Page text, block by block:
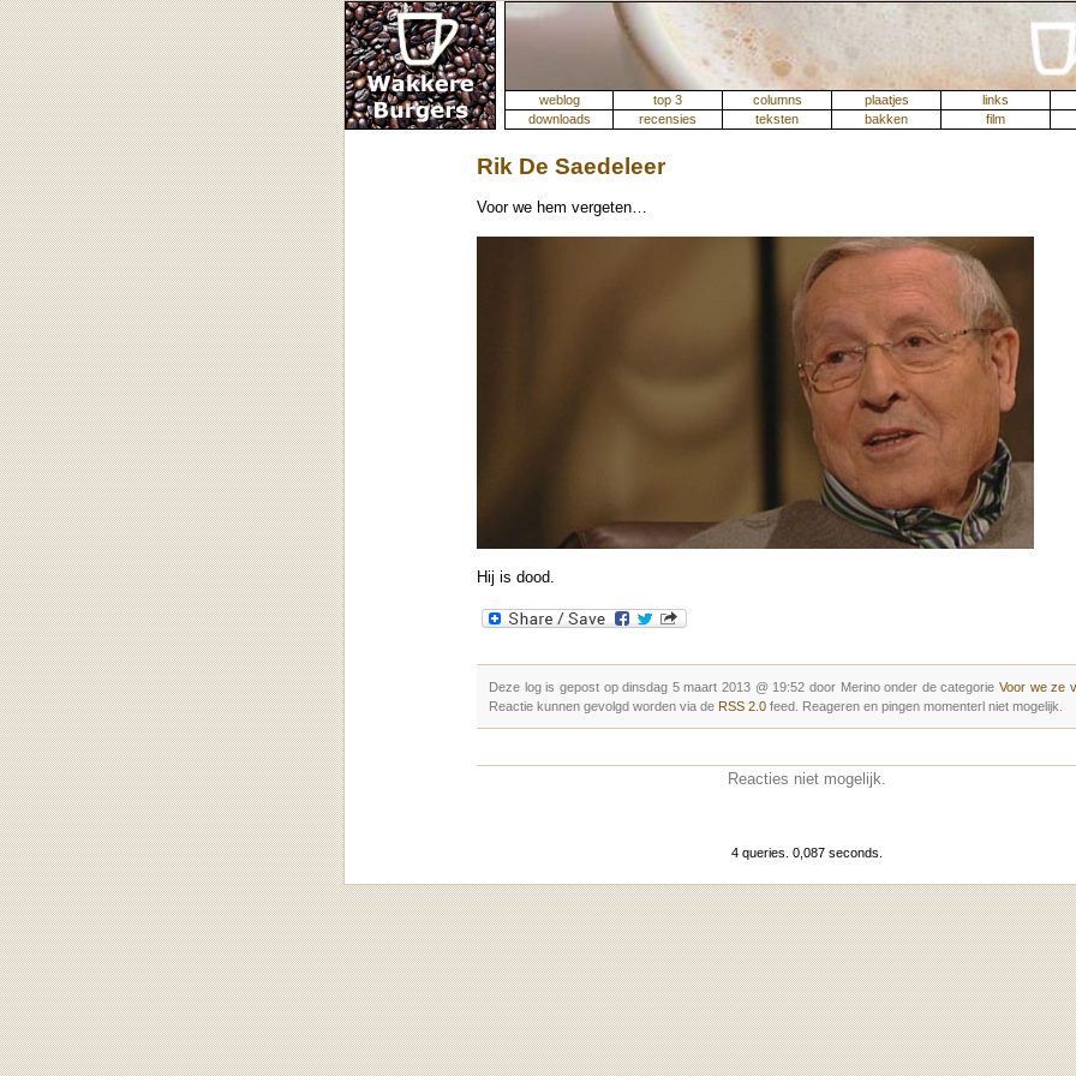
weblog top 3 columns plaatjes links
downloads
recensies teksten bakken film
Rik De Saedeleer
Voor we hem vergeten…
Hij is dood.
Deze log is gepost op dinsdag 5 maart 2013 @ 19:52 door Merino onder de categorieVoor we ze
Reactie kunnen gevolgd worden via de RSS 2.0 feed. Reageren en pingen momenterl niet mogelijk.
Reacties niet mogelijk.
4 queries. 0,087 seconds.